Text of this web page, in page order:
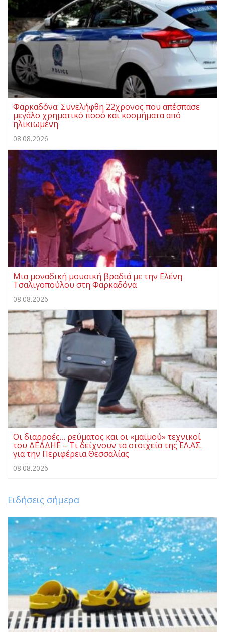
Φαρκαδόνα: Συνελήφθη 22χρονος που απέσπασε
μεγάλο χρηματικό ποσό και κοσμήματα από
ηλικιωμένη
08.08.2026
Μια μοναδική μουσική βραδιά με την Ελένη
Τσαλιγοπούλου στη Φαρκαδόνα
08.08.2026
Οι διαρροές… ρεύματος και οι «μαϊμού» τεχνικοί
του ΔΕΔΔΗΕ – Τι δείχνουν τα στοιχεία της ΕΛ.ΑΣ.
για την Περιφέρεια Θεσσαλίας
08.08.2026
Ειδήσεις σήμερα